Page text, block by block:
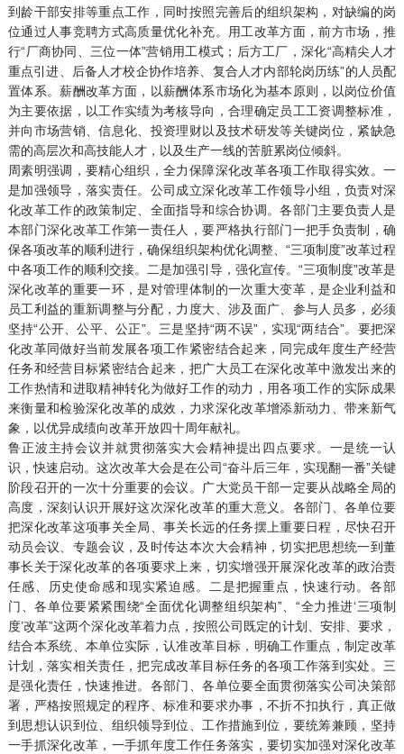
到龄干部安排等重点工作，同时按照完善后的组织架构，对缺编的岗
位通过人事竞聘方式高质量优化补充。用工改革方面，前方市场，推
行“厂商协同、三位一体”营销用工模式；后方工厂，深化“高精尖人才
重点引进、后备人才校企协作培养、复合人才内部轮岗历练”的人员配
置体系。薪酬改革方面，以薪酬体系市场化为基本原则，以岗位价值
为主要依据，以工作实绩为考核导向，合理确定员工工资调整标准，
并向市场营销、信息化、投资理财以及技术研发等关键岗位，紧缺急
需的高层次和高技能人才，以及生产一线的苦脏累岗位倾斜。
周素明强调，要精心组织，全力保障深化改革各项工作取得实效。一
是加强领导，落实责任。公司成立深化改革工作领导小组，负责对深
化改革工作的政策制定、全面指导和综合协调。各部门主要负责人是
本部门深化改革工作第一责任人，要严格执行部门一把手负责制，确
保各项改革的顺利进行，确保组织架构优化调整、“三项制度”改革过程
中各项工作的顺利交接。二是加强引导，强化宣传。“三项制度”改革是
深化改革的重要一环，是对管理体制的一次重大变革，是企业利益和
员工利益的重新调整与分配，力度大、涉及面广、参与人员多，必须
坚持“公开、公平、公正”。三是坚持“两不误”，实现“两结合”。要把深
化改革同做好当前发展各项工作紧密结合起来，同完成年度生产经营
任务和经营目标紧密结合起来，把广大员工在深化改革中激发出来的
工作热情和进取精神转化为做好工作的动力，用各项工作的实际成果
来衡量和检验深化改革的成效，力求深化改革增添新动力、带来新气
象，以优异成绩向改革开放四十周年献礼。
鲁正波主持会议并就贯彻落实大会精神提出四点要求。一是统一认
识，快速启动。这次改革大会是在公司“奋斗后三年，实现翻一番”关键
阶段召开的一次十分重要的会议。广大党员干部一定要从战略全局的
高度，深刻认识开展好这次深化改革的重大意义。各部门、各单位要
把深化改革这项事关全局、事关长远的任务摆上重要日程，尽快召开
动员会议、专题会议，及时传达本次大会精神，切实把思想统一到董
事长关于深化改革的各项要求上来，切实增强开展深化改革的政治责
任感、历史使命感和现实紧迫感。二是把握重点，快速行动。各部
门、各单位要紧紧围绕“全面优化调整组织架构”、“全力推进‘三项制
度’改革”这两个深化改革着力点，按照公司既定的计划、安排、要求，
结合本系统、本单位实际，认准改革目标，明确工作重点，制定改革
计划，落实相关责任，把完成改革目标任务的各项工作落到实处。三
是强化责任，快速推进。各部门、各单位要全面贯彻落实公司决策部
署，严格按照规定的程序、标准和要求办事，不折不扣执行，真正做
到思想认识到位、组织领导到位、工作措施到位，要统筹兼顾，坚持
一手抓深化改革，一手抓年度工作任务落实，要切实加强对深化改革